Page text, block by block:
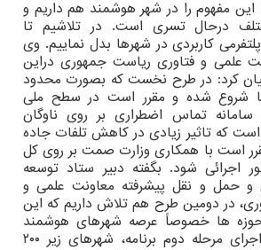
مفهوم را در شهر هوشمند هم داریم و
درحال تسری است. در تلاشیم تا
کاربردی در شهرها بدل نماییم. وی
علمی و فتاوری ریاست جمهوری دراین
بیان کرد: در طرح نخست که بصورت محدود
شروع شده و مقرر است در سطح ملی
سامانه تماس اضطراری بر روی ناوگان
که تاثیر زیادی در کاهش تلفات جاده
است با همکاری وزارت صمت بر روی کل
اجرائی شود. بگفته دبیر ستاد توسعه
و حمل و نقل پیشرفته معاونت علمی و
در دومین طرح هم تلاش داریم که این
حوزه ها خصوصاً عرصه شهرهای هوشمند
تسری دهیم. برای اجرای مرحله دوم برنامه، شهرهای زیر ۲۰۰